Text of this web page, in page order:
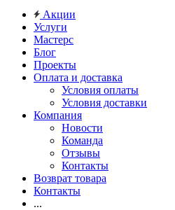
Акции
Услуги
Мастерс
Блог
Проекты
Оплата и доставка
Условия оплаты
Условия доставки
Компания
Новости
Команда
Отзывы
Контакты
Возврат товара
Контакты
...